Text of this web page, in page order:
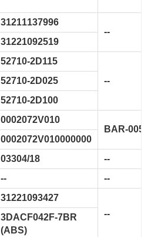
31211137996
--
31221092519
52710-2D115
--
52710-2D025
52710-2D100
0002072V010
BAR-0051
0002072V010000000
03304/18
--
-- --
31221093427
--
3DACF042F-7BR
(ABS)